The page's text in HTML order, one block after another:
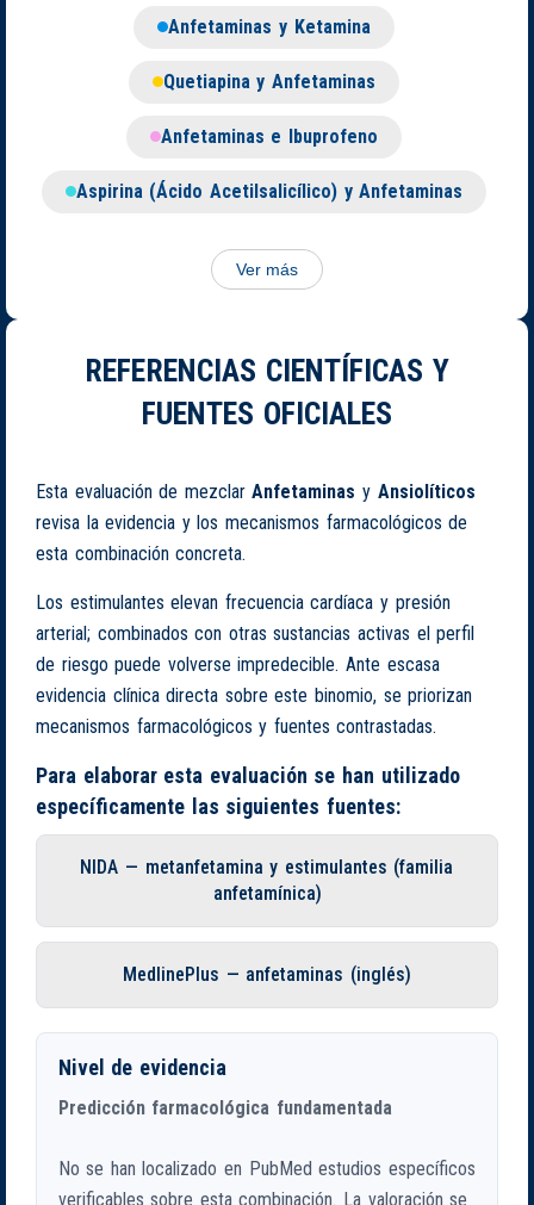
Anfetaminas y Ketamina
Quetiapina y Anfetaminas
Anfetaminas e Ibuprofeno
Aspirina (Ácido Acetilsalicílico) y Anfetaminas
Ver más
REFERENCIAS CIENTÍFICAS Y
FUENTES OFICIALES
Esta evaluación de mezclarAnfetaminas y Ansiolíticos
revisa la evidencia y los mecanismos farmacológicos de
esta combinación concreta.
Los estimulantes elevan frecuencia cardíaca y presión
arterial; combinados con otras sustancias activas el perfil
de riesgo puede volverse impredecible. Ante escasa
evidencia clínica directa sobre este binomio, se priorizan
mecanismos farmacológicos y fuentes contrastadas.
Para elaborar esta evaluación se han utilizado
específicamente las siguientes fuentes:
NIDA — metanfetamina y estimulantes (familia
anfetamínica)
MedlinePlus — anfetaminas (inglés)
Nivel de evidencia
Predicción farmacológica fundamentada
No se han localizado en PubMed estudios específicos
verificables sobre esta combinación. La valoración se